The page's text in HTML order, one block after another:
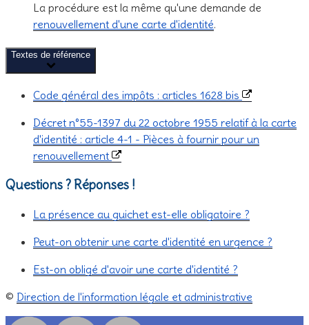
La procédure est la même qu'une demande de
renouvellement d'une carte d'identité.
Textes de référence
Code général des impôts : articles 1628 bis
Décret n°55-1397 du 22 octobre 1955 relatif à la carte
d'identité : article 4-1 - Pièces à fournir pour un
renouvellement
Questions ? Réponses !
La présence au guichet est-elle obligatoire ?
Peut-on obtenir une carte d'identité en urgence ?
Est-on obligé d'avoir une carte d'identité ?
© Direction de l'information légale et administrative